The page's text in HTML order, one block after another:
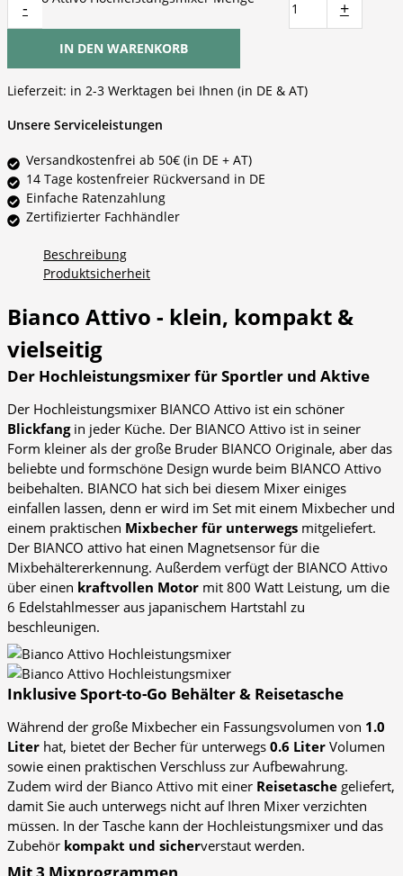
- +
IN DEN WARENKORB
Lieferzeit: in 2-3 Werktagen bei Ihnen (in DE & AT)
Unsere Serviceleistungen
Versandkostenfrei ab 50€ (in DE + AT)
14 Tage kostenfreier Rückversand in DE
Einfache Ratenzahlung
Zertifizierter Fachhändler
Beschreibung
Produktsicherheit
Bianco Attivo - klein, kompakt &
vielseitig
Der Hochleistungsmixer für Sportler und Aktive
Der Hochleistungsmixer BIANCO Attivo ist ein schöner
Blickfangin jeder Küche. Der BIANCO Attivo ist in seiner
Form kleiner als der große Bruder BIANCO Originale, aber das
beliebte und formschöne Design wurde beim BIANCO Attivo
beibehalten. BIANCO hat sich bei diesem Mixer einiges
einfallen lassen, denn er wird im Set mit einem Mixbecher und
einem praktischen Mixbecher für unterwegs mitgeliefert.
Der BIANCO attivo hat einen Magnetsensor für die
Mixbehältererkennung. Außerdem verfügt der BIANCO Attivo
über einen kraftvollen Motor mit 800 Watt Leistung, um die
6 Edelstahlmesser aus japanischem Hartstahl zu
beschleunigen.
Inklusive Sport-to-Go Behälter & Reisetasche
Während der große Mixbecher ein Fassungsvolumen von 1.0
Liter hat, bietet der Becher für unterwegs 0.6 Liter Volumen
sowie einen praktischen Verschluss zur Aufbewahrung.
Zudem wird der Bianco Attivo mit einer Reisetasche geliefert,
damit Sie auch unterwegs nicht auf Ihren Mixer verzichten
müssen. In der Tasche kann der Hochleistungsmixer und das
Zubehör kompakt und sicherverstaut werden.
Mit 3 Mixprogrammen